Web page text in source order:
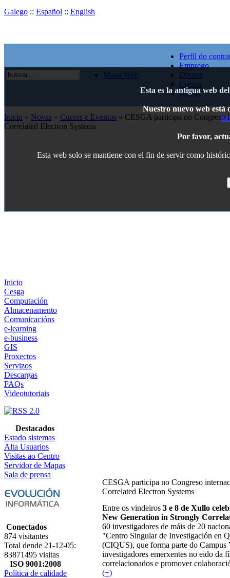
Esta es la antigua web
Nuestro nuevo web está
Por favor,
Esta web solo se mantiene con el fin de servir como
Galego :: Español :: English
Mapa Web
Perfil do
Emprego
Dixitos
Cursos
Novas
Inicio » Novas » Cursos e Eventos » CESGA participa no Congreso
Correlated Electron Systems
Inicio
Cesga
Computación
Almacenamento
Comunicacións
e-learning
e-business
GIS
Proxectos
Servizos
Descargas
FAQs
Videotutoriais
Destacados
Estado sistemas
Alta Usuarios
Visitas ao Centro
Servidor de Mapas
Sala de prensa
Conectados
874 visitantes
Total dende 21-12-05:
83871495 visitas
ISO 9001:2008
Política de calidade
CESGA participa no Congreso
Correlated Electron Systems
Entre os vindeiros 3 e 8 de Xullo
New Generation in Strongly
60 investigadores de máis de 20
"Centro Singular de Investigación en
(CIQUS), que forma parte do
investigadores emerxentes no eido da
correlacionados e promover
(+)